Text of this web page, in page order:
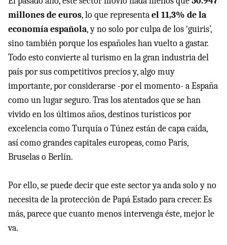
millones de euros, lo que representael 11,3% de la
economía española, y no solo por culpa de los ‘guiris’,
sino también porque los españoles han vuelto a gastar.
Todo esto convierte al turismo en la gran industria del
país por sus competitivos precios y, algo muy
importante, por considerarse -por el momento- a España
como un lugar seguro. Tras los atentados que se han
vivido en los últimos años, destinos turísticos por
excelencia como Turquía o Túnez están de capa caída,
así como grandes capitales europeas, como París,
Bruselas o Berlín.
Por ello, se puede decir que este sector ya anda solo y no
necesita de la protección de Papá Estado para crecer. Es
más, parece que cuanto menos intervenga éste, mejor le
va.